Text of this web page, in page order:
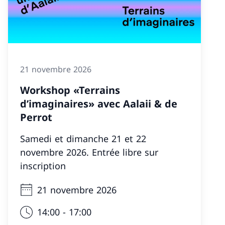
21 novembre 2026
Workshop «Terrains
d’imaginaires» avec Aalaii & de
Perrot
Samedi et dimanche 21 et 22
novembre 2026. Entrée libre sur
inscription
21 novembre 2026
14:00 - 17:00